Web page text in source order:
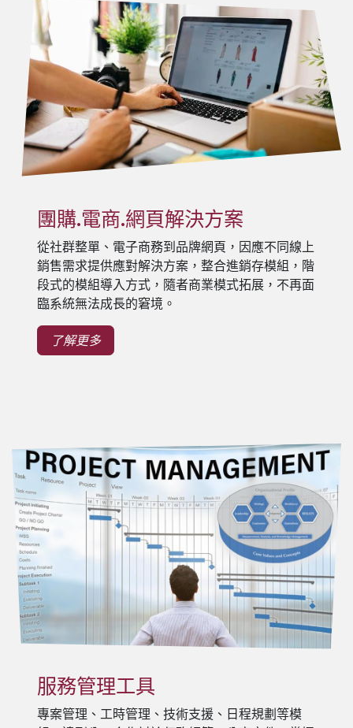
團購.電商.網頁解決方案
從社群整單、電子商務到品牌網頁，因應不同線上
銷售需求提供應對解決方案，整合進銷存模組，階
段式的模組導入方式，隨者商業模式拓展，不再面
臨系統無法成長的窘境。
了解更多
服務管理工具
專案管理、工時管理、技術支援、日程規劃等模